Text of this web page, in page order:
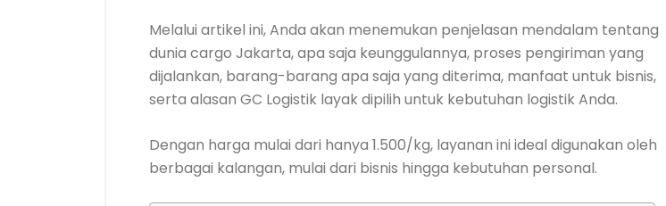
Melalui artikel ini, Anda akan menemukan penjelasan mendalam tentang
dunia cargo Jakarta, apa saja keunggulannya, proses pengiriman yang
dijalankan, barang-barang apa saja yang diterima, manfaat untuk bisnis,
serta alasan GC Logistik layak dipilih untuk kebutuhan logistik Anda.
Dengan harga mulai dari hanya 1.500/kg, layanan ini ideal digunakan oleh
berbagai kalangan, mulai dari bisnis hingga kebutuhan personal.